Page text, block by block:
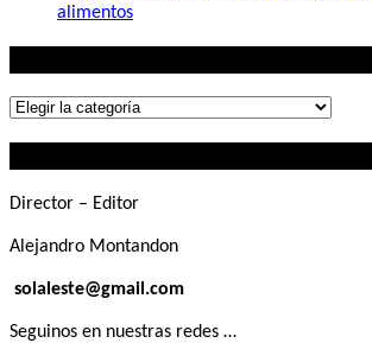
alimentos
Lo
Director – Editor
Alejandro Montandon
solaleste@gmail.com
Seguinos en nuestras redes …